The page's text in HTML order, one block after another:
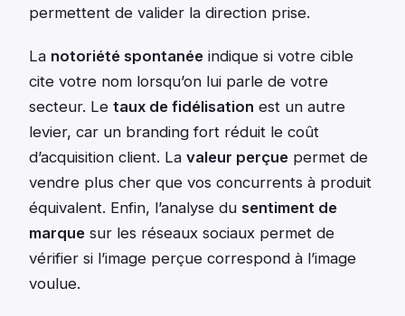
permettent de valider la direction prise.
La notoriété spontanée indique si votre cible
cite votre nom lorsqu’on lui parle de votre
secteur. Le taux de fidélisation est un autre
levier, car un branding fort réduit le coût
d’acquisition client. La valeur perçue permet de
vendre plus cher que vos concurrents à produit
équivalent. Enfin, l’analyse du sentiment de
marque sur les réseaux sociaux permet de
vérifier si l’image perçue correspond à l’image
voulue.